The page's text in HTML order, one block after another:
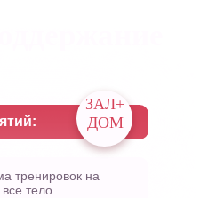
тренировок на
тело
ЗАЛ+
ДОМ